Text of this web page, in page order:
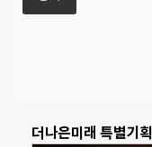
더나은미래 특별기획